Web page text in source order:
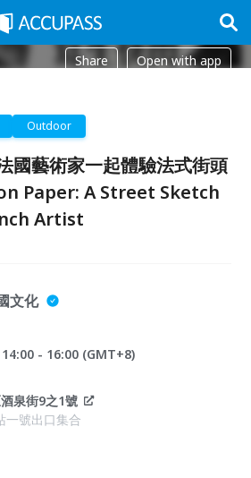
Share Open with app
Outdoor
國藝術家一起體驗法式街頭
Paper: A Street Sketch
Artist
文化
- 16:00 (GMT+8)
泉街9之1號
號出口集合